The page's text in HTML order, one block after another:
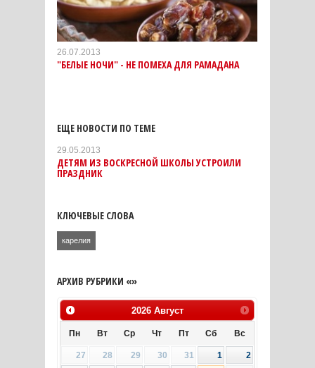
26.07.2013
"БЕЛЫЕ НОЧИ" - НЕ ПОМЕХА ДЛЯ РАМАДАНА
ЕЩЕ НОВОСТИ ПО ТЕМЕ
29.05.2013
ДЕТЯМ ИЗ ВОСКРЕСНОЙ ШКОЛЫ УСТРОИЛИ
ПРАЗДНИК
КЛЮЧЕВЫЕ СЛОВА
карелия
АРХИВ РУБРИКИ «»
2026 Август
Пн Вт Ср Чт Пт Сб Вс
27 28 29 30 31 1
2